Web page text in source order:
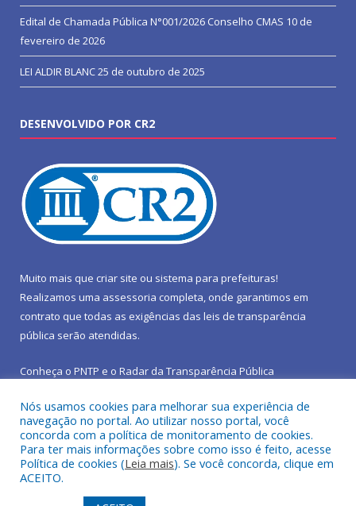
Edital de Chamada Pública N°001/2026 Conselho CMAS 10 de
fevereiro de 2026
LEI ALDIR BLANC25 de outubro de 2025
DESENVOLVIDO POR CR2
Muito mais que criar site ou sistema para prefeituras!
Realizamos uma assessoria completa, onde garantimos em
contrato que todas as exigências das leis de transparência
pública serão atendidas.
Conheça o PNTP e o Radar da Transparência Pública
Todos os direitos reservados a Prefeitura Municipal de São João
do Araguaia.
Nós usamos cookies para melhorar sua experiência de
navegação no portal. Ao utilizar nosso portal, você
concorda com a política de monitoramento de cookies.
Para ter mais informações sobre como isso é feito, acesse
Política de cookies (Leia mais). Se você concorda, clique em
ACEITO.